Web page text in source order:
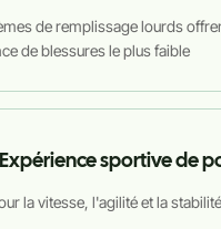
de remplissage lourds
de blessures le plus faible
sportive de
la vitesse, l'agilité et la